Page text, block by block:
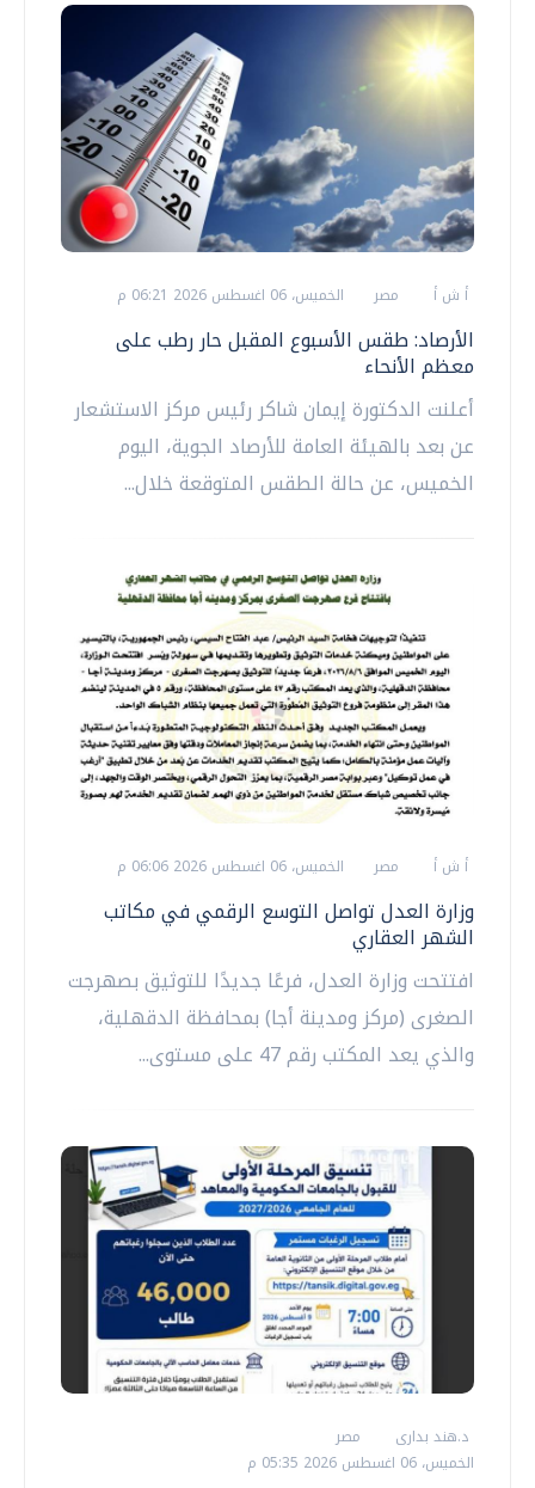
أ ش أ مصر الخميس، 06 اغسطس 2026 06:21 م
الأرصاد: طقس الأسبوع المقبل حار رطب على
معظم الأنحاء
أعلنت الدكتورة إيمان شاكر رئيس مركز الاستشعار
عن بعد بالهيئة العامة للأرصاد الجوية، اليوم
الخميس، عن حالة الطقس المتوقعة خلال...
أ ش أ مصر الخميس، 06 اغسطس 2026 06:06 م
وزارة العدل تواصل التوسع الرقمي في مكاتب
الشهر العقاري
افتتحت وزارة العدل، فرعًا جديدًا للتوثيق بصهرجت
الصغرى (مركز ومدينة أجا) بمحافظة الدقهلية،
والذي يعد المكتب رقم 47 على مستوى...
د.هند بدارى
مصر
الخميس، 06 اغسطس 2026 05:35 م